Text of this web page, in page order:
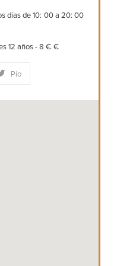
días de 10: 00 a 20: 00
12 años - 8 € €
Pío